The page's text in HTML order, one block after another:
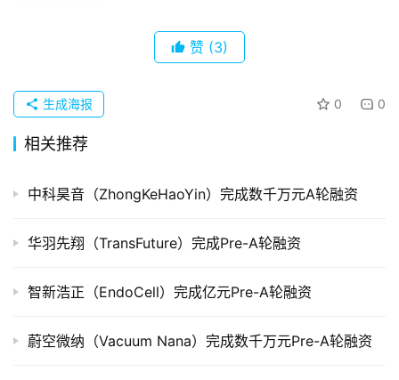
发
购
组
公
市
登录
赞 (3)
0 0
生成海报
相关推荐
中科昊音（ZhongKeHaoYin）完成数千万元A轮融资
华羽先翔（TransFuture）完成Pre-A轮融资
智新浩正（EndoCell）完成亿元Pre-A轮融资
蔚空微纳（Vacuum Nana）完成数千万元Pre-A轮融资